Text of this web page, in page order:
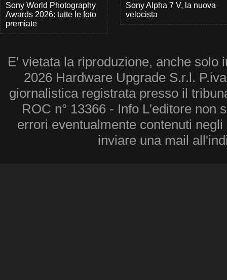
Sony World Photography
Awards 2026: tutte le foto
premiate
Sony Alpha 7 V, la nuova
velocista
E' vietata la riproduzione, anche solo
2026 Hardware Upgrade S.r.l.
giornalistica registrata presso il
ROC n° 13366 - Info L'editore non
errori eventualmente contenuti
inviare una mail